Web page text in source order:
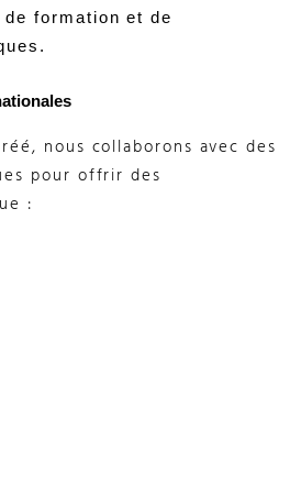
formation et de
nous collaborons avec des
pour offrir des
: